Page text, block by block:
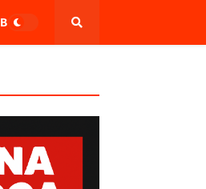
BRASIL